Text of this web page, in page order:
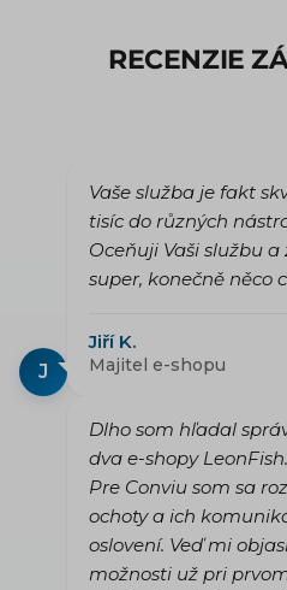
RECENZIE
J
Vaše služba je fakt
tisíc do různých
Oceňuji Vaši službu a
super, konečně něco
Jiří K.
Majitel e-shopu
Dlho som hľadal
dva e-shopy
Pre Conviu som sa
ochoty a ich
oslovení. Veď mi
možnosti už pri